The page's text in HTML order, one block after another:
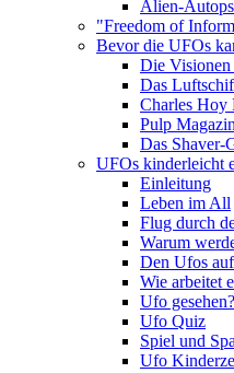
Alien-
"Freedom of
Bevor die UFOs
Die Visionen
Das
Charles Hoy
Pulp
Das Shaver-
UFOs kinderleicht
Einleitung
Leben im All
Flug durch
Warum
Den Ufos
Wie arbeitet
Ufo gesehen?
Ufo Quiz
Spiel und
Ufo